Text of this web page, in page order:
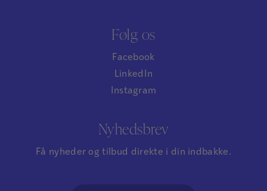
Følg os
Facebook
LinkedIn
Instagram
Nyhedsbrev
Få nyheder og tilbud direkte i din indbakke.